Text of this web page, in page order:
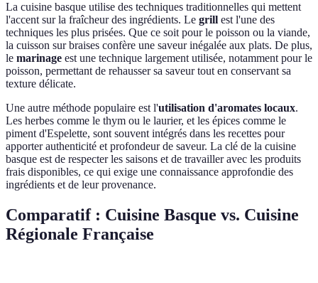
La cuisine basque utilise des techniques traditionnelles qui mettent
l'accent sur la fraîcheur des ingrédients. Le grill est l'une des
techniques les plus prisées. Que ce soit pour le poisson ou la viande,
la cuisson sur braises confère une saveur inégalée aux plats. De plus,
le marinage est une technique largement utilisée, notamment pour le
poisson, permettant de rehausser sa saveur tout en conservant sa
texture délicate.
Une autre méthode populaire est l'utilisation d'aromates locaux.
Les herbes comme le thym ou le laurier, et les épices comme le
piment d'Espelette, sont souvent intégrés dans les recettes pour
apporter authenticité et profondeur de saveur. La clé de la cuisine
basque est de respecter les saisons et de travailler avec les produits
frais disponibles, ce qui exige une connaissance approfondie des
ingrédients et de leur provenance.
Comparatif : Cuisine Basque vs. Cuisine
Régionale Française